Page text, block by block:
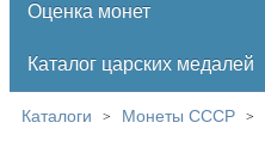
Оценка монет
Каталог царских медалей
Каталоги > Монеты СССР >